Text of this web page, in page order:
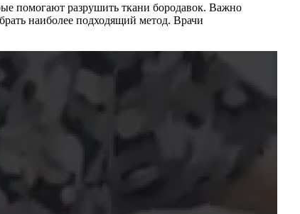
помогают разрушить ткани бородавок. Важно
наиболее подходящий метод. Врачи